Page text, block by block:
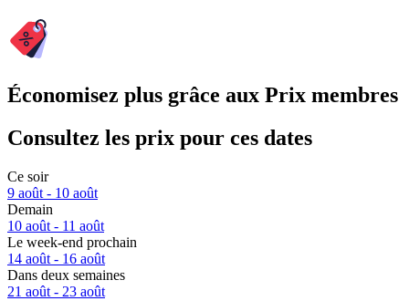
Économisez plus grâce aux Prix membres
Consultez les prix pour ces dates
Ce soir
9 août - 10 août
Demain
10 août - 11 août
Le week-end prochain
14 août - 16 août
Dans deux semaines
21 août - 23 août